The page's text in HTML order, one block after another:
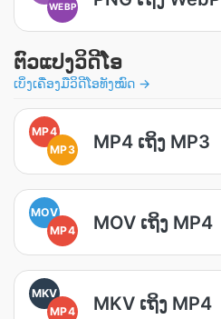
WEBP
ຕົວແປງວິດີໂອ
ເບິ່ງເຄື່ອງມືວິດີໂອທັງໝົດ →
MP4
MP3
MP4 ເຖິງ MP3
MOV
MP4
MOV ເຖິງ MP4
MKV
MP4
MKV ເຖິງ MP4